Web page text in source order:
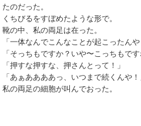
たのだった。
くちびるをすぼめたような形で。
靴の中、私の両足は在った。
「一体なんでこんなことが起こったんや
「そっちもですか？いや〜こっちもです
「押すな押すな、押さんとって！」
「あぁああああっ、いつまで続くんや！
私の両足の細胞が叫んでおった。